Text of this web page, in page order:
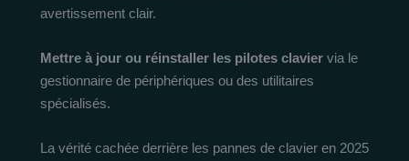
avertissement clair.
Mettre à jour ou réinstaller les pilotes clavier via le
gestionnaire de périphériques ou des utilitaires
spécialisés.
La vérité cachée derrière les pannes de clavier en 2025